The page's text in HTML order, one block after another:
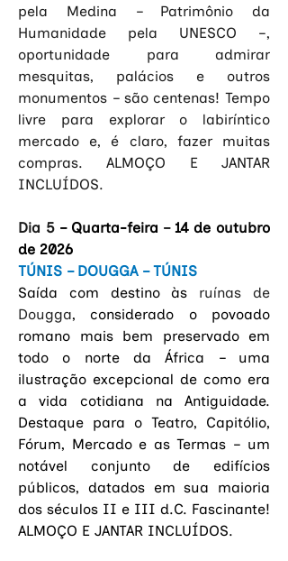
pela Medina – Patrimônio da
Humanidade pela UNESCO –,
oportunidade para admirar
mesquitas, palácios e outros
monumentos – são centenas! Tempo
livre para explorar o labiríntico
mercado e, é claro, fazer muitas
compras. ALMOÇO E JANTAR
INCLUÍDOS.
Dia 5 – Quarta-feira – 14 de outubro
de 2026
TÚNIS – DOUGGA – TÚNIS
Saída com destino às ruínas de
Dougga, considerado o povoado
romano mais bem preservado em
todo o norte da África – uma
ilustração excepcional de como era
a vida cotidiana na Antiguidade.
Destaque para o Teatro, Capitólio,
Fórum, Mercado e as Termas – um
notável conjunto de edifícios
públicos, datados em sua maioria
dos séculos II e III d.C. Fascinante!
ALMOÇO E JANTAR INCLUÍDOS.